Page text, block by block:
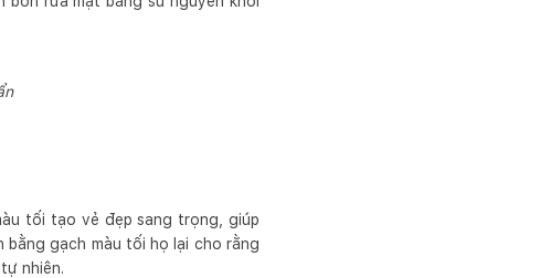
tối tạo vẻ đẹp sang trọng, giúp
gạch màu tối họ lại cho rằng
nhiên.